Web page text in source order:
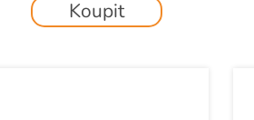
Koupit